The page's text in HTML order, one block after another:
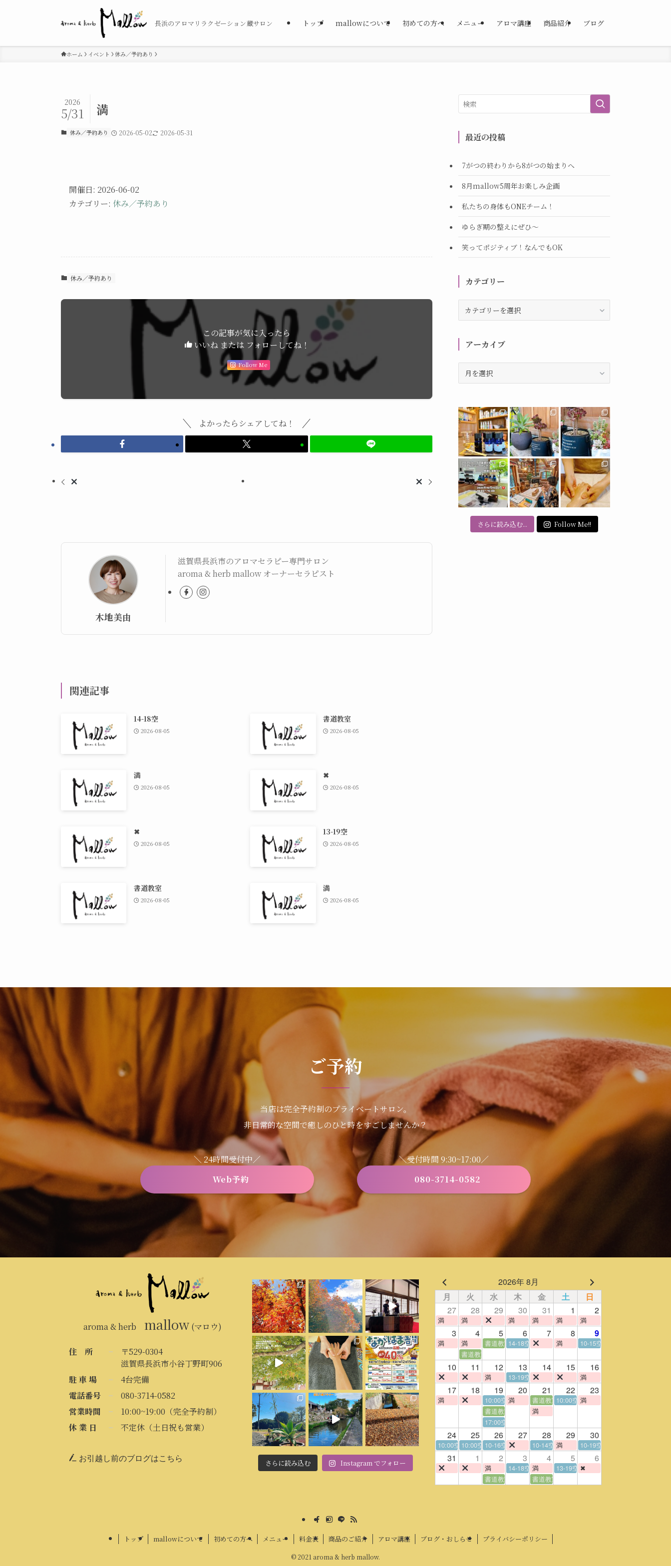
長浜のアロマリラクゼーション蔵サロン トップ mallowについて 初めての方へ メニュー アロマ講座 商品紹介 ブログ
ホーム イベント 休み／予約あり
満
2026
5/31
休み／予約あり 2026-05-02 2026-05-31
開催日: 2026-06-02
カテゴリー: 休み／予約あり
休み／予約あり
この記事が気に入ったら
いいね または フォローしてね！
Follow Me
よかったらシェアしてね！
木地美由
滋賀県長浜市のアロマセラピー専門サロン
aroma & herb mallow オーナーセラピスト
関連記事
14-18空
2026-08-05
書道教室
2026-08-05
満
2026-08-05
✖
2026-08-05
✖
2026-08-05
13-19空
2026-08-05
書道教室
2026-08-05
満
2026-08-05
最近の投稿
7がつの終わりから8がつの始まりへ
8月mallow5周年お楽しみ企画
私たちの身体もONEチーム！
ゆらぎ期の整えにぜひ～
笑ってポジティブ！なんでもOK
カテゴリー
リ
ー
アーカイブ
ブ
さらに読み込む... Follow Me!!
ご予約
当店は完全予約制のプライベートサロン。
非日常的な空間で癒しのひと時をすごしませんか？
＼ 24時間受付中／
Web予約
＼受付時間 9:30~17:00／
080-3714-0582
aroma & herb mallow(マロウ)
住 所
〒529-0304
滋賀県長浜市小谷丁野町906
駐 車 場
4台完備
電話番号
080-3714-0582
営業時間
10:00~19:00（完全予約制）
休 業 日
不定休（土日祝も営業）
お引越し前のブログはこちら さらに読み込む Instagram でフォロー
2026年 8月
月
火 水 木 金 土
日
27
28 29 30 31 1 2
満 満 満 満 満 満
3 4 5 6 7 8 9
満 満 書道教室14-18空 満
10-15空
書道教室
10 11 12 13 14 15 16
満 13-19空 満
17 18 19 20 21 22 23
満 10:00空 満 書道教室10:00空 満
書道教室
満
17:00空
24 25 26 27 28 29 30
10:00空 10:00空 10-16空 10-14空 満 10-19空
31 1 2 3 4 5 6
満 14-18空 満 13-19空 ✖
書道教室
書道教室
トップ mallowについて 初めての方へ メニュー 料金表 商品のご紹介 アロマ講座 ブログ・おしらせ プライバシーポリシー
© 2021 aroma & herb mallow.